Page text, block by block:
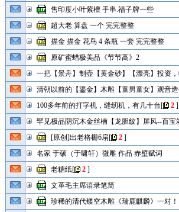
售印度小叶紫檀 手串.福子牌一些
超大老 算盘 一个 完完整整
描金 描金 花鸟 4 条瓶 一套 完完整整
原矿蜜蜡极美品《节节高》2
一把【景舟】制壶【黄金砂】【漂亮】投资
清朝以前的【鎏金】木雕【童男童女】观音
100多年前的打字机，缝纫机，有几十台[ 2]
罕见极品阴沉木金丝楠【龙胆纹】屏风--百宝
[原创]出老格栅6扇[ 2]
名家 于硕（于啸轩）微雕 作品 赤壁赋词
老糖纸[ 2]
文革毛主席语录笔筒
珍稀的清代镂空木雕《瑞鹿麒麟》一对！